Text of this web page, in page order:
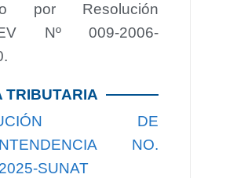
por Resolución
Nº 009-2006-
TRIBUTARIA
DE
NO.
SUNAT